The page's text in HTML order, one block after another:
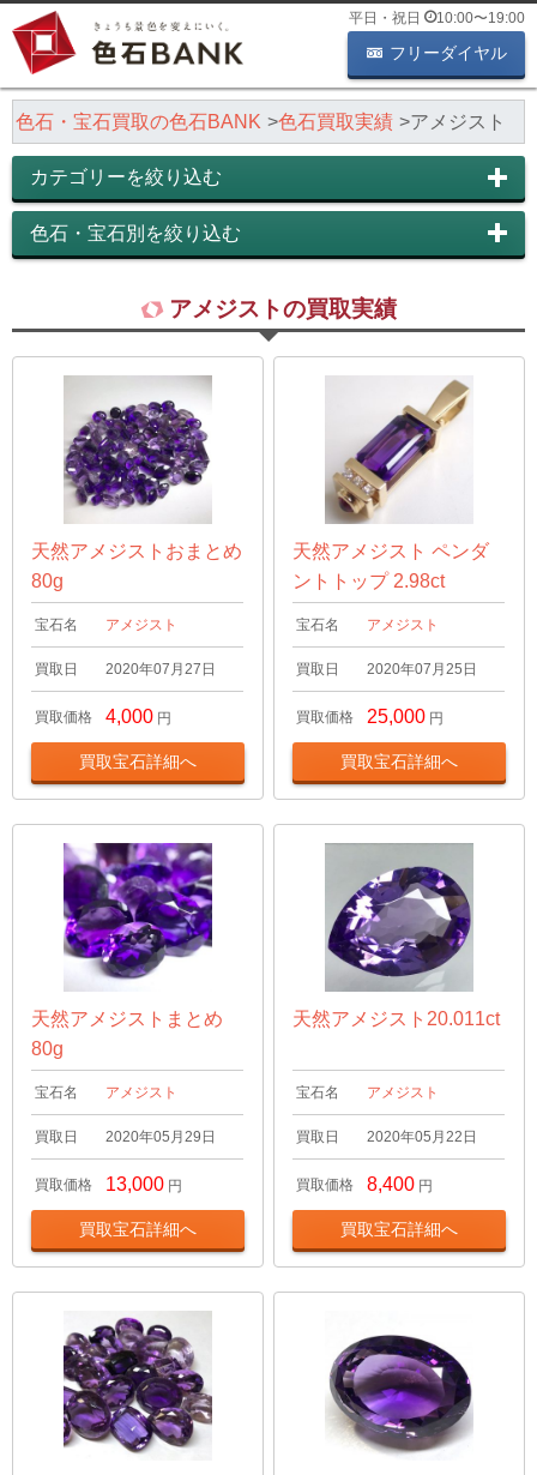
平日・祝日 10:00〜19:00
フリーダイヤル
色石・宝石買取の色石BANK 色石買取実績 アメジスト
カテゴリーを絞り込む
色石・宝石別を絞り込む
アメジストの買取実績
天然アメジストおまとめ
80g
宝石名 アメジスト
買取日 2020年07月27日
買取価格 4,000 円
買取宝石詳細へ
天然アメジスト ペンダ
ントトップ 2.98ct
宝石名 アメジスト
買取日 2020年07月25日
買取価格 25,000 円
買取宝石詳細へ
天然アメジストまとめ
80g
宝石名 アメジスト
買取日 2020年05月29日
買取価格 13,000 円
買取宝石詳細へ
天然アメジスト20.011ct
宝石名 アメジスト
買取日 2020年05月22日
買取価格 8,400 円
買取宝石詳細へ